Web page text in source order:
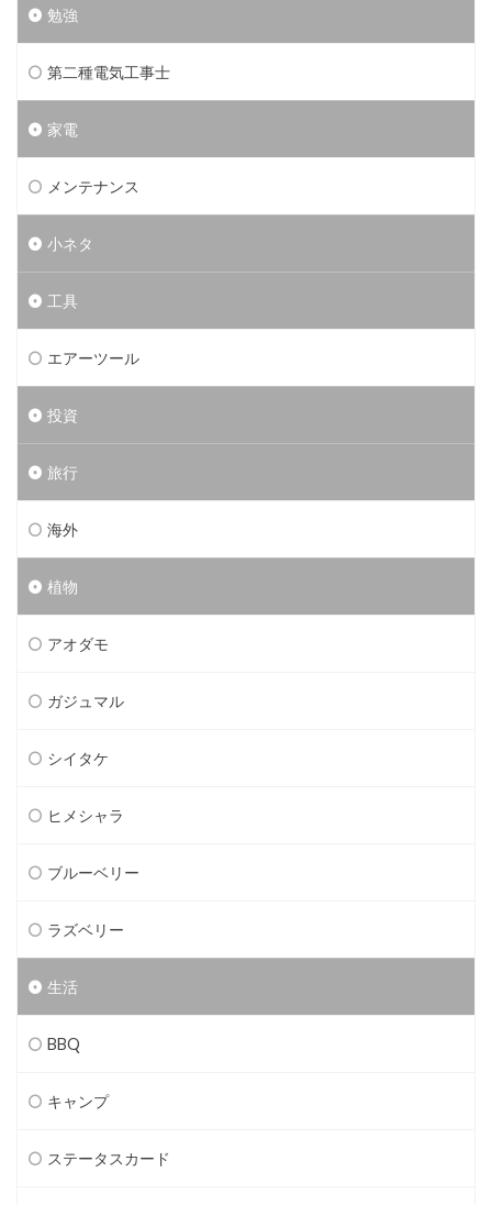
勉強
第二種電気工事士
家電
メンテナンス
小ネタ
工具
エアーツール
投資
旅行
海外
植物
アオダモ
ガジュマル
シイタケ
ヒメシャラ
ブルーベリー
ラズベリー
生活
BBQ
キャンプ
ステータスカード